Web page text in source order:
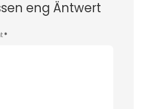
eng Äntwert
*